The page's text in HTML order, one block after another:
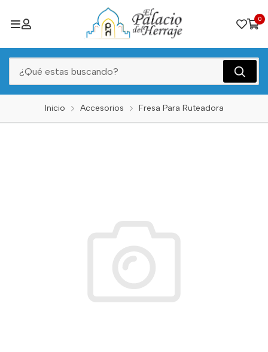
0
Inicio Accesorios Fresa Para Ruteadora